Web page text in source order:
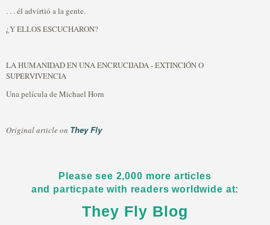
. . . él advirtió a la gente.
¿Y ELLOS ESCUCHARON?
LA HUMANIDAD EN UNA ENCRUCIJADA - EXTINCIÓN O
SUPERVIVENCIA
Una película de Michael Horn
Original article on They Fly
Please see 2,000 more articles
and particpate with readers worldwide at:
They Fly Blog